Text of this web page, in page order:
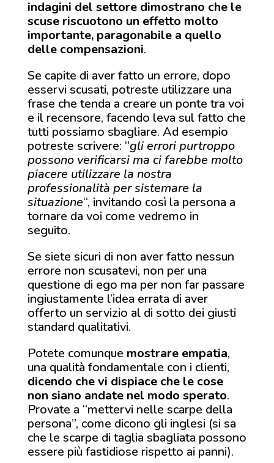
indagini del settore dimostrano che le
scuse riscuotono un effetto molto
importante, paragonabile a quello
delle compensazioni.
Se capite di aver fatto un errore, dopo
esservi scusati, potreste utilizzare una
frase che tenda a creare un ponte tra voi
e il recensore, facendo leva sul fatto che
tutti possiamo sbagliare. Ad esempio
potreste scrivere: “gli errori purtroppo
possono verificarsi ma ci farebbe molto
piacere utilizzare la nostra
professionalità per sistemare la
situazione“, invitando così la persona a
tornare da voi come vedremo in
seguito.
Se siete sicuri di non aver fatto nessun
errore non scusatevi, non per una
questione di ego ma per non far passare
ingiustamente l’idea errata di aver
offerto un servizio al di sotto dei giusti
standard qualitativi.
Potete comunque mostrare empatia,
una qualità fondamentale con i clienti,
dicendo che vi dispiace che le cose
non siano andate nel modo sperato.
Provate a “mettervi nelle scarpe della
persona”, come dicono gli inglesi (si sa
che le scarpe di taglia sbagliata possono
essere più fastidiose rispetto ai panni).